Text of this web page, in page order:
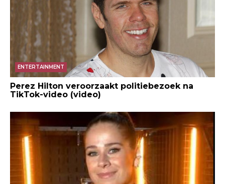
ENTERTAINMENT
Perez Hilton veroorzaakt politiebezoek na
TikTok-video (video)